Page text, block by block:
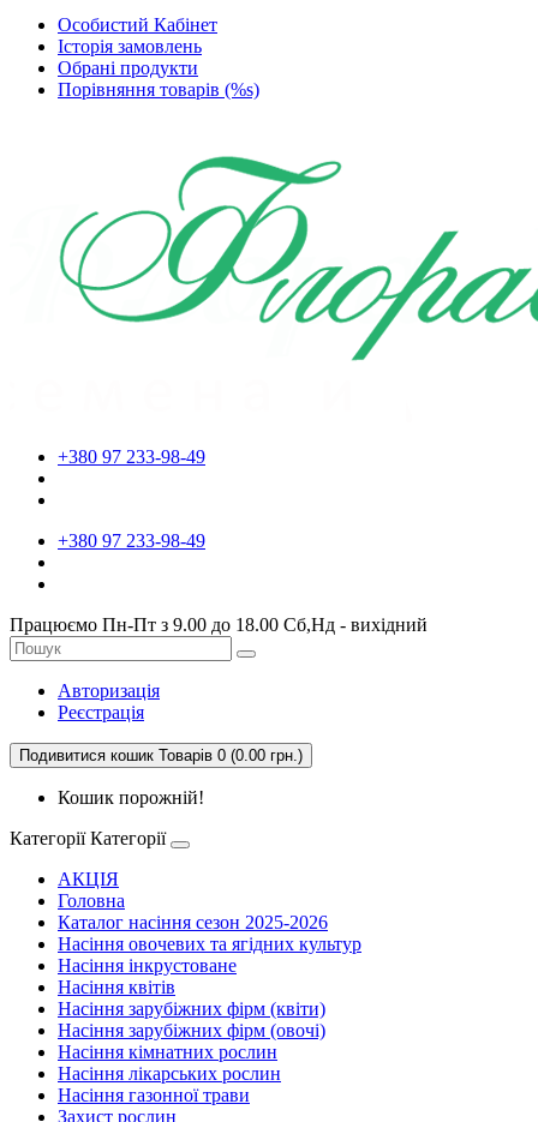
Особистий Кабінет
Історія замовлень
Обрані продукти
Порівняння товарів (%s)
+380 97 233-98-49
+380 97 233-98-49
Працюємо Пн-Пт з 9.00 до 18.00 Сб,Нд - вихідний
Авторизація
Реєстрація
Подивитися кошик Товарів 0 (0.00 грн.)
Кошик порожній!
Категорії Категорії
АКЦІЯ
Головна
Каталог насіння сезон 2025-2026
Насіння овочевих та ягідних культур
Насіння інкрустоване
Насіння квітів
Насіння зарубіжних фірм (квіти)
Насіння зарубіжних фірм (овочі)
Насіння кімнатних рослин
Насіння лікарських рослин
Насіння газонної трави
Захист рослин